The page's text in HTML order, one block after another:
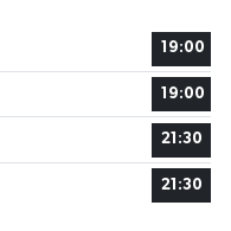
19:00
19:00
21:30
21:30